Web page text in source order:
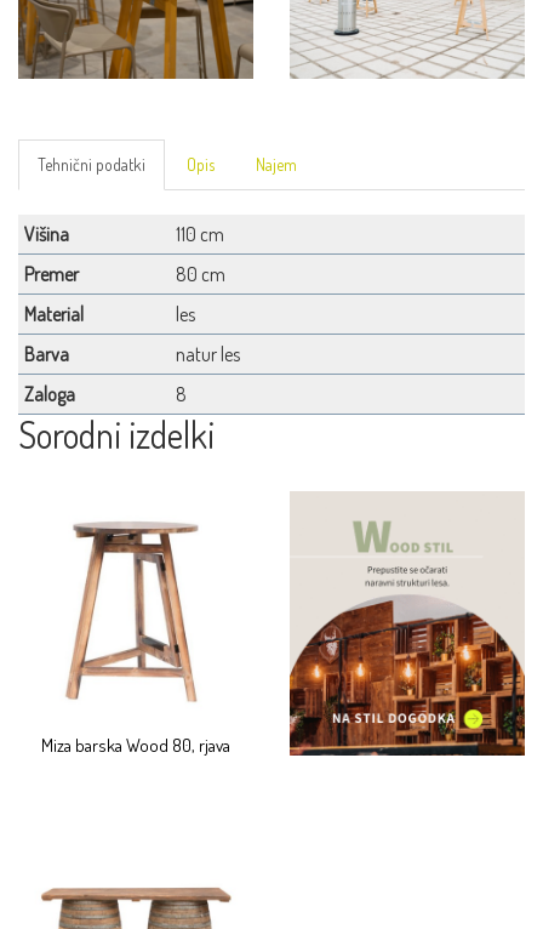
Tehnični podatki Opis Najem
Višina
110 cm
Premer
80 cm
Material
les
Barva
natur les
Zaloga
8
Sorodni izdelki
Miza barska Wood 80, rjava